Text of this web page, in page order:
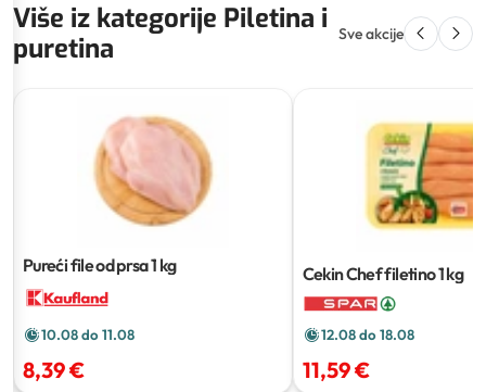
Više iz kategorije Piletina i
puretina
Sve akcije
Pureći file od prsa1 kg
10.08 do 11.08
8,39 €
Cekin Chef filetino1 kg
12.08 do 18.08
11,59 €